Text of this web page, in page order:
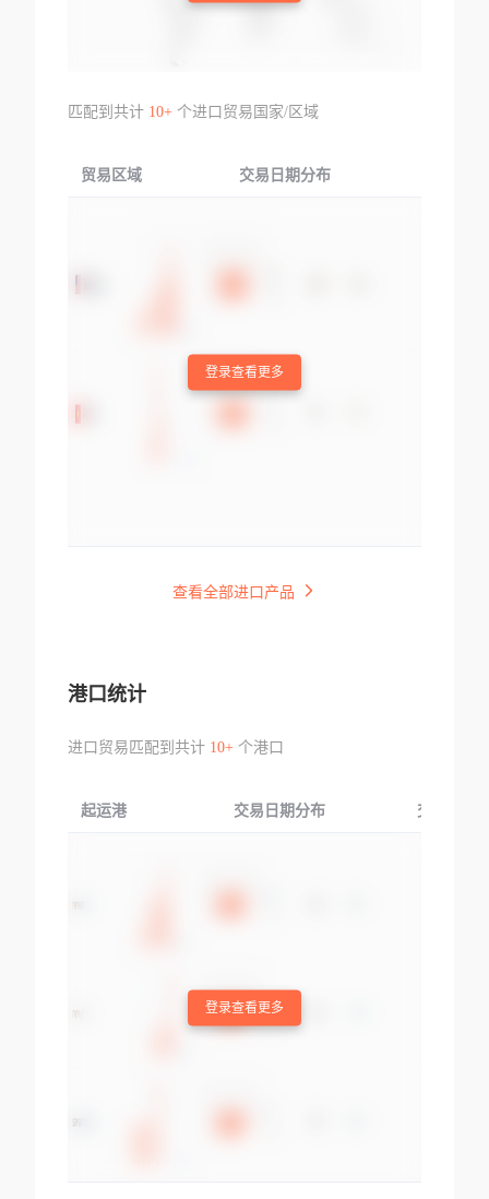
匹配到共计 10+个进口贸易国家/区域
贸易区域 交易日期分布
登录查看更多
查看全部进口产品
港口统计
进口贸易匹配到共计 10+个港口
起运港 交易日期分布 交易产品
登录查看更多